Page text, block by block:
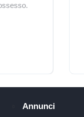
Annunci